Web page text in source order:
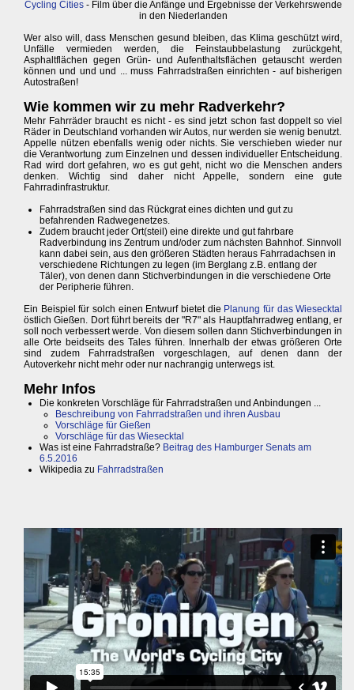
Cycling Cities- Film über die Anfänge und Ergebnisse der Verkehrswende
in den Niederlanden
Wer also will, dass Menschen gesund bleiben, das Klima geschützt wird,
Unfälle vermieden werden, die Feinstaubbelastung zurückgeht,
Asphaltflächen gegen Grün- und Aufenthaltsflächen getauscht werden
können und und und ... muss Fahrradstraßen einrichten - auf bisherigen
Autostraßen!
Wie kommen wir zu mehr Radverkehr?
Mehr Fahrräder braucht es nicht - es sind jetzt schon fast doppelt so viel
Räder in Deutschland vorhanden wir Autos, nur werden sie wenig benutzt.
Appelle nützen ebenfalls wenig oder nichts. Sie verschieben wieder nur
die Verantwortung zum Einzelnen und dessen individueller Entscheidung.
Rad wird dort gefahren, wo es gut geht, nicht wo die Menschen anders
denken. Wichtig sind daher nicht Appelle, sondern eine gute
Fahrradinfrastruktur.
Fahrradstraßen sind das Rückgrat eines dichten und gut zu
befahrenden Radwegenetzes.
Zudem braucht jeder Ort(steil) eine direkte und gut fahrbare
Radverbindung ins Zentrum und/oder zum nächsten Bahnhof. Sinnvoll
kann dabei sein, aus den größeren Städten heraus Fahrradachsen in
verschiedene Richtungen zu legen (im Berglang z.B. entlang der
Täler), von denen dann Stichverbindungen in die verschiedene Orte
der Peripherie führen.
Ein Beispiel für solch einen Entwurf bietet die Planung für das Wiesecktal
östlich Gießen. Dort führt bereits der "R7" als Hauptfahrradweg entlang, er
soll noch verbessert werde. Von diesem sollen dann Stichverbindungen in
alle Orte beidseits des Tales führen. Innerhalb der etwas größeren Orte
sind zudem Fahrradstraßen vorgeschlagen, auf denen dann der
Autoverkehr nicht mehr oder nur nachrangig unterwegs ist.
Mehr Infos
Die konkreten Vorschläge für Fahrradstraßen und Anbindungen ...
Beschreibung von Fahrradstraßen und ihren Ausbau
Vorschläge für Gießen
Vorschläge für das Wiesecktal
Was ist eine Fahrradstraße? Beitrag des Hamburger Senats am
6.5.2016
Wikipedia zu Fahrradstraßen